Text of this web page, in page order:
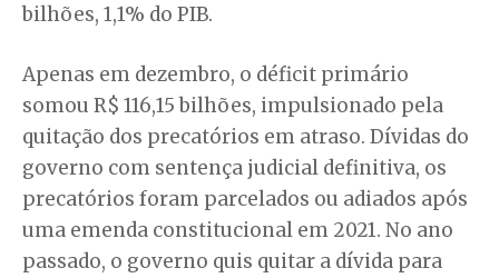
bilhões, 1,1% do PIB.
Apenas em dezembro, o déficit primário
somou R$ 116,15 bilhões, impulsionado pela
quitação dos precatórios em atraso. Dívidas do
governo com sentença judicial definitiva, os
precatórios foram parcelados ou adiados após
uma emenda constitucional em 2021. No ano
passado, o governo quis quitar a dívida para